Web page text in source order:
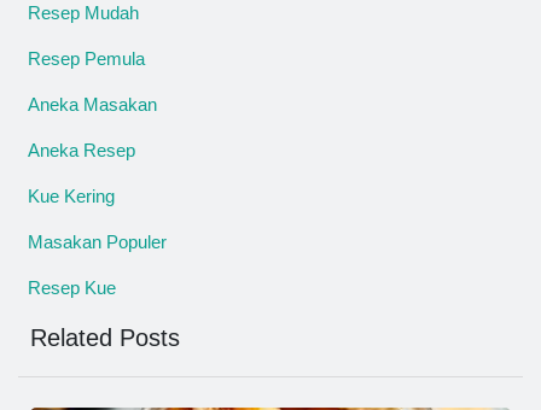
Resep Mudah
Resep Pemula
Aneka Masakan
Aneka Resep
Kue Kering
Masakan Populer
Resep Kue
Related Posts